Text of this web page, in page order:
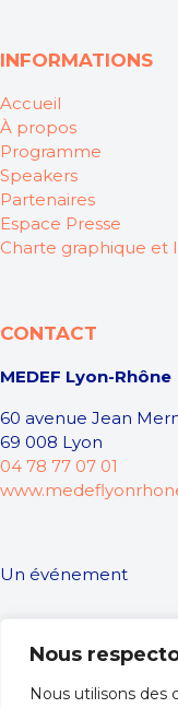
Nous
Nous utilisons des
INFORMATIONS
Accueil
À propos
Programme
Speakers
Partenaires
Espace Presse
Charte graphique et
CONTACT
MEDEF Lyon-Rhône
60 avenue Jean
69 008 Lyon
04 78 77 07 01
Un événement